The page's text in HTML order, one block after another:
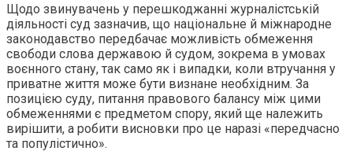
Щодо звинувачень у перешкоджанні журналістській
діяльності суд зазначив, що національне й міжнародне
законодавство передбачає можливість обмеження
свободи слова державою й судом, зокрема в умовах
воєнного стану, так само як і випадки, коли втручання у
приватне життя може бути визнане необхідним. За
позицією суду, питання правового балансу між цими
обмеженнями є предметом спору, який ще належить
вирішити, а робити висновки про це наразі «передчасно
та популістично».